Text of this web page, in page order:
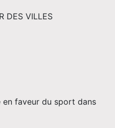
DES VILLES
faveur du sport dans